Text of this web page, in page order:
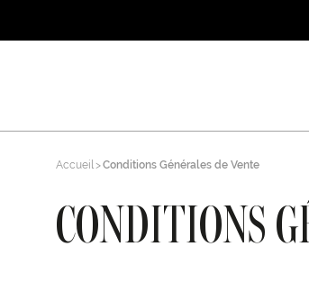
Accueil Conditions Générales de Vente
CONDITIONS